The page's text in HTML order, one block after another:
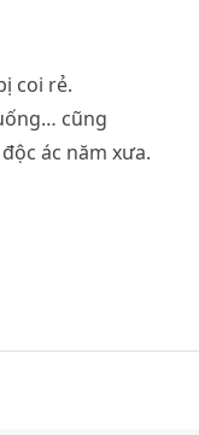
coi rẻ.
cũng
ác năm xưa.